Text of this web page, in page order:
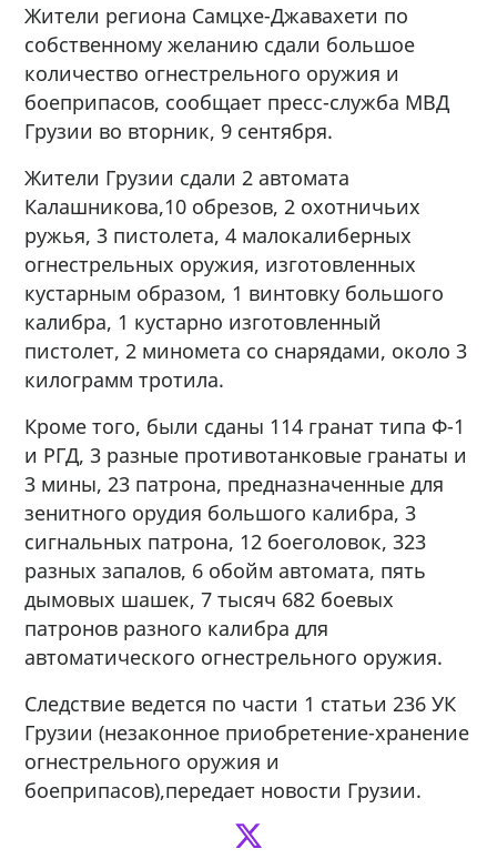
Жители региона Самцхе-Джавахети по
собственному желанию сдали большое
количество огнестрельного оружия и
боеприпасов, сообщает пресс-служба МВД
Грузии во вторник, 9 сентября.
Жители Грузии сдали 2 автомата
Калашникова,10 обрезов, 2 охотничьих
ружья, 3 пистолета, 4 малокалиберных
огнестрельных оружия, изготовленных
кустарным образом, 1 винтовку большого
калибра, 1 кустарно изготовленный
пистолет, 2 миномета со снарядами, около 3
килограмм тротила.
Кроме того, были сданы 114 гранат типа Ф-1
и РГД, 3 разные противотанковые гранаты и
3 мины, 23 патрона, предназначенные для
зенитного орудия большого калибра, 3
сигнальных патрона, 12 боеголовок, 323
разных запалов, 6 обойм автомата, пять
дымовых шашек, 7 тысяч 682 боевых
патронов разного калибра для
автоматического огнестрельного оружия.
Следствие ведется по части 1 статьи 236 УК
Грузии (незаконное приобретение-хранение
огнестрельного оружия и
боеприпасов),передает новости Грузии.